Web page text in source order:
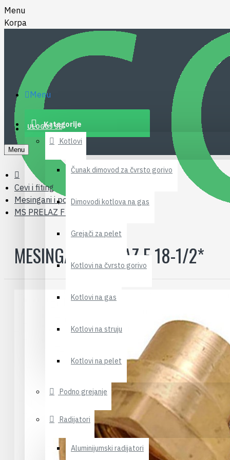
Menu
Korpa
Menu
Kategorije
Kotlovi
Čunak dimovod za čvrsto gorivo
Dimovodi kotlova na gas
Grejači za pelet
Kotlovi na čvrsto gorivo
Kotlovi na gas
Kotlovi na struju
Kotlovi na pelet
Podno grejanje
Radijatori
Aluminijumski radijatori
ULOGUJ SE
Menu
Cevi i fiting
Mesingani i pocinkovani fiting
MS PRELAZ F 18-1/2*
MESINGANI PRELAZ F 18-1/2*